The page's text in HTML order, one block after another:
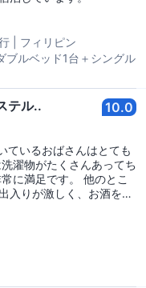
フィリピン
ルベッド1台＋シングル
テル.. 10.0
入りが激しく、お酒を飲